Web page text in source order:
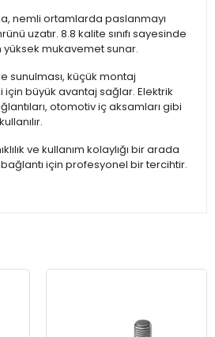
nemli ortamlarda paslanmayı
uzatır. 8.8 kalite sınıfı sayesinde
yüksek mukavemet sunar.
sunulması, küçük montaj
için büyük avantaj sağlar. Elektrik
otomotiv iç aksamları gibi
ve kullanım kolaylığı bir arada
için profesyonel bir tercihtir.